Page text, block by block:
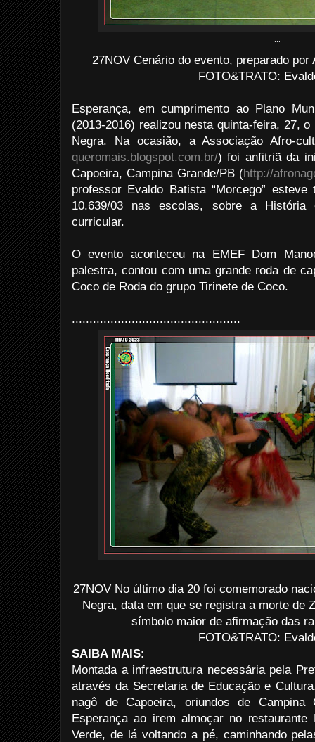
27NOV Cenário do evento, preparado
FOTO&TRATO:
Esperança, em cumprimento ao Plano
(2013-2016) realizou nesta quinta-feira, 27,
Negra. Na ocasião, a Associação Afro-
queromais.blogspot.com.br/) foi anfitriã da
Capoeira, Campina Grande/PB (http://
professor Evaldo Batista “Morcego”
10.639/03 nas escolas, sobre a
curricular.
O evento aconteceu na EMEF Dom
palestra, contou com uma grande roda de
Coco de Roda do grupo Tirinete de Coco.
................................................
...
27NOV No último dia 20 foi comemorado
Negra, data em que se registra a morte de
símbolo maior de afirmação das
FOTO&TRATO:
SAIBA MAIS:
Montada a infraestrutura necessária pela
através da Secretaria de Educação e
nagô de Capoeira, oriundos de Campina
Esperança ao irem almoçar no
Verde, de lá voltando a pé, caminhando